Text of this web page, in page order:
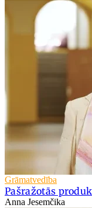
Grāmatvedība
Pašražotās
Anna Jesemčika